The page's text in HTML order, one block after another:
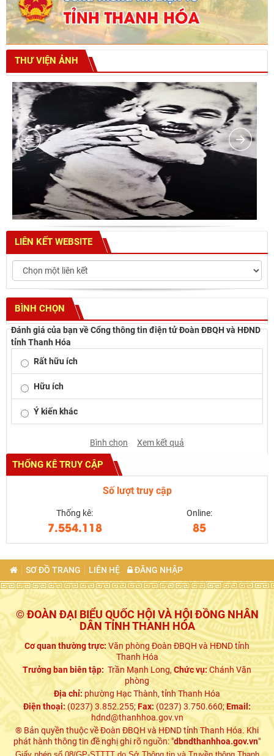
THƯ VIỆN ẢNH
LIÊN KẾT WEBSITE
BÌNH CHỌN
Đánh giá của bạn về Cổng thông tin điện tử Đoàn ĐBQH và HĐND
tỉnh Thanh Hóa
Rất hữu ích
Hữu ích
Ý kiến khác
Bình chọn Xem kết quả
THỐNG KÊ TRUY CẬP
Số lượt truy cập
Thống kê:
7.554.118
Online:
85
SƠ ĐỒ TRANG LIÊN HỆ ĐĂNG NHẬP
© ĐOÀN ĐẠI BIỂU QUỐC HỘI VÀ HỘI ĐỒNG NHÂN
DÂN TỈNH THANH HÓA
Cơ quan thường trực:Văn phòng Đoàn ĐBQH và HĐND tỉnh
Thanh Hóa
Trưởng ban biên tập: Trần Mạnh Long,Chức vụ:Chánh Văn
phòng
Địa chỉ: phường Hạc Thành, tỉnh Thanh Hóa
Điện thoại:(0237) 3.852.255;Fax:(0237) 3.750.660;Email:
hdnd@thanhhoa.gov.vn
® Bản quyền thuộc về Đoàn ĐBQH và HĐND tỉnh Thanh Hóa. Khi
phát hành thông tin đề nghị ghi rõ nguồn: "dbndthanhhoa.gov.vn"